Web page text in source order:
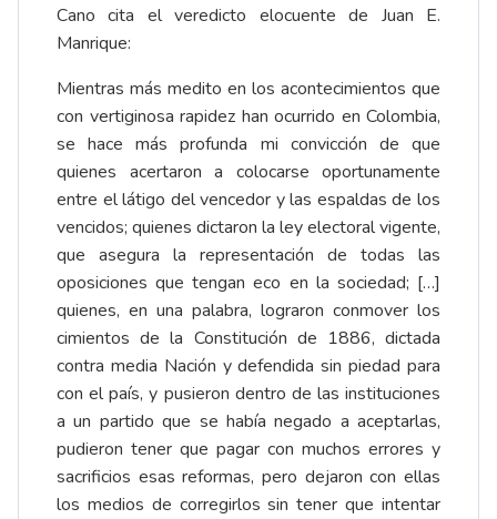
Cano cita el veredicto elocuente de Juan E.
Manrique:
Mientras más medito en los acontecimientos que
con vertiginosa rapidez han ocurrido en Colombia,
se hace más profunda mi convicción de que
quienes acertaron a colocarse oportunamente
entre el látigo del vencedor y las espaldas de los
vencidos; quienes dictaron la ley electoral vigente,
que asegura la representación de todas las
oposiciones que tengan eco en la sociedad; […]
quienes, en una palabra, lograron conmover los
cimientos de la Constitución de 1886, dictada
contra media Nación y defendida sin piedad para
con el país, y pusieron dentro de las instituciones
a un partido que se había negado a aceptarlas,
pudieron tener que pagar con muchos errores y
sacrificios esas reformas, pero dejaron con ellas
los medios de corregirlos sin tener que intentar